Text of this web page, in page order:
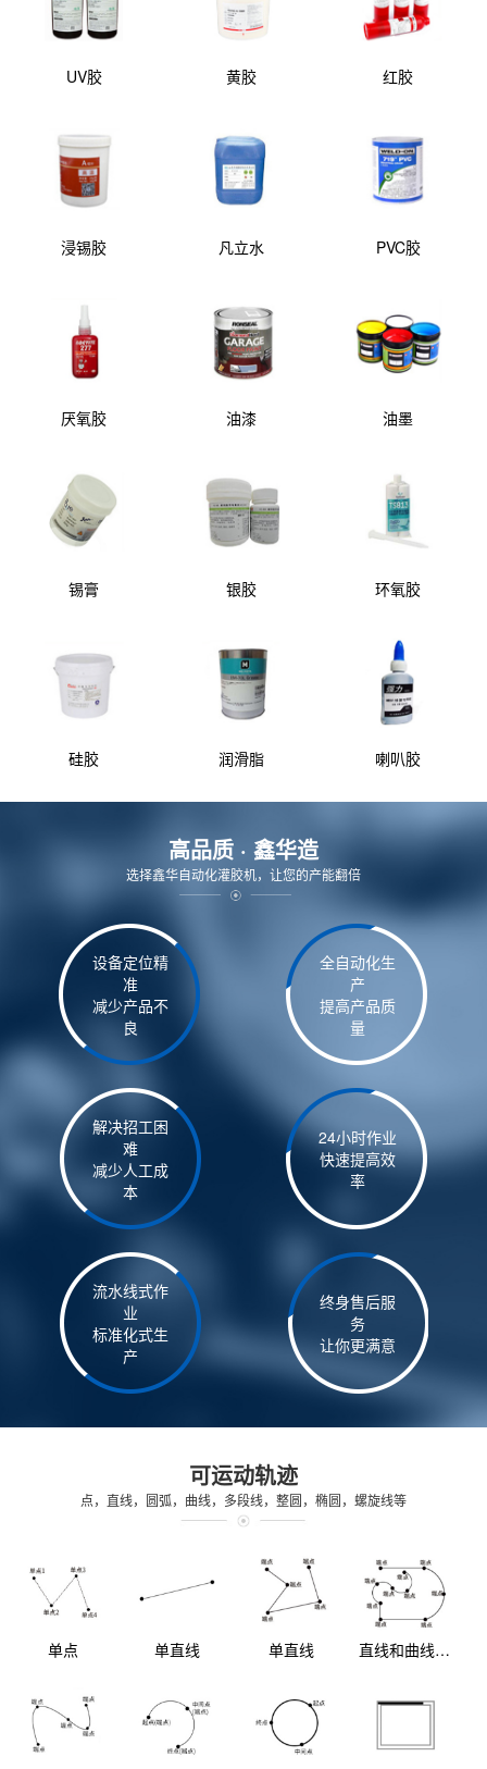
UV胶 黄胶 红胶
浸锡胶 凡立水 PVC胶
厌氧胶 油漆 油墨
锡膏 银胶 环氧胶
硅胶 润滑脂 喇叭胶
高品质 · 鑫华造
选择鑫华自动化灌胶机，让您的产能翻倍
设备定位精
准
减少产品不
良
全自动化生
产
提高产品质
量
解决招工困
难
减少人工成
本
24小时作业
快速提高效
率
流水线式作
业
标准化式生
产
终身售后服
务
让你更满意
可运动轨迹
点，直线，圆弧，曲线，多段线，整圆，椭圆，螺旋线等
单点 单直线 单直线 直线和曲线组合